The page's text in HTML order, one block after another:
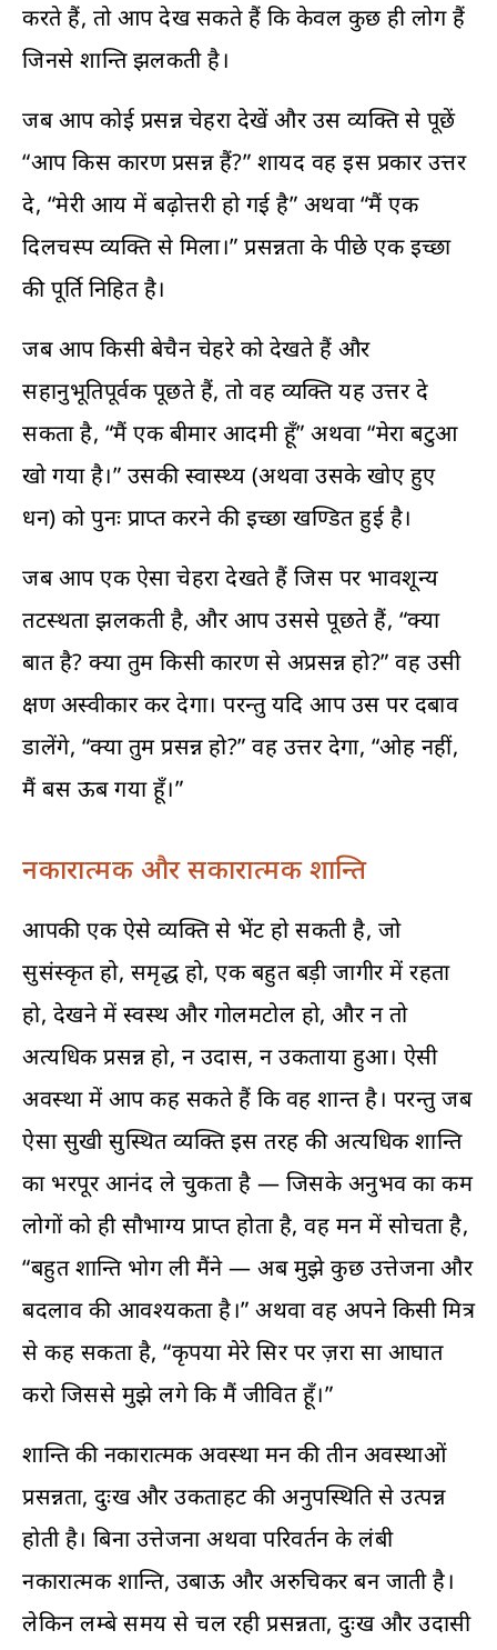
करते हैं, तो आप देख सकते हैं कि केवल कुछ ही लोग हैं
जिनसे शान्ति झलकती है।
जब आप कोई प्रसन्न चेहरा देखें और उस व्यक्ति से पूछें
“आप किस कारण प्रसन्न हैं?” शायद वह इस प्रकार उत्तर
दे, “मेरी आय में बढ़ोत्तरी हो गई है” अथवा “मैं एक
दिलचस्प व्यक्ति से मिला।” प्रसन्नता के पीछे एक इच्छा
की पूर्ति निहित है।
जब आप किसी बेचैन चेहरे को देखते हैं और
सहानुभूतिपूर्वक पूछते हैं, तो वह व्यक्ति यह उत्तर दे
सकता है, “मैं एक बीमार आदमी हूँ” अथवा “मेरा बटुआ
खो गया है।” उसकी स्वास्थ्य (अथवा उसके खोए हुए
धन) को पुनः प्राप्त करने की इच्छा खण्डित हुई है।
जब आप एक ऐसा चेहरा देखते हैं जिस पर भावशून्य
तटस्थता झलकती है, और आप उससे पूछते हैं, “क्या
बात है? क्‍या तुम किसी कारण से अप्रसन्न हो?” वह उसी
क्षण अस्वीकार कर देगा। परन्तु यदि आप उस पर दबाव
डालेंगे, “क्या तुम प्रसन्न हो?” वह उत्तर देगा, “ओह नहीं,
मैं बस ऊब गया हूँ।”
नकारात्मक और सकारात्मक शान्ति
आपकी एक ऐसे व्यक्ति से भेंट हो सकती है, जो
सुसंस्कृत हो, समृद्ध हो, एक बहुत बड़ी जागीर में रहता
हो, देखने में स्वस्थ और गोलमटोल हो, और न तो
अत्यधिक प्रसन्न हो, न उदास, न उकताया हुआ। ऐसी
अवस्था में आप कह सकते हैं कि वह शान्त है। परन्तु जब
ऐसा सुखी सुस्थित व्यक्ति इस तरह की अत्यधिक शान्ति
का भरपूर आनंद ले चुकता है — जिसके अनुभव का कम
लोगों को ही सौभाग्य प्राप्त होता है, वह मन में सोचता है,
“बहुत शान्ति भोग ली मैंने — अब मुझे कुछ उत्तेजना और
बदलाव की आवश्यकता है।” अथवा वह अपने किसी मित्र
से कह सकता है, “कृपया मेरे सिर पर ज़रा सा आघात
करो जिससे मुझे लगे कि मैं जीवित हूँ।”
शान्ति की नकारात्मक अवस्था मन की तीन अवस्थाओं
प्रसन्नता, दुःख और उकताहट की अनुपस्थिति से उत्पन्न
होती है। बिना उत्तेजना अथवा परिवर्तन के लंबी
नकारात्मक शान्ति, उबाऊ और अरुचिकर बन जाती है।
लेकिन लम्बे समय से चल रही प्रसन्नता, दुःख और उदासी